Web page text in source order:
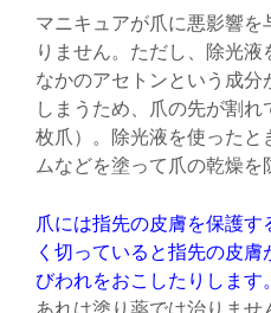
マニキュアが爪に悪影響
りません。ただし、除光
なかのアセトンという成分
しまうため、爪の先が割
枚爪）。除光液を使ったと
ムなどを塗って爪の乾燥を
爪には指先の皮膚を保護
く切っていると指先の皮
びわれをおこしたりします。
あれは塗り薬では治りませ